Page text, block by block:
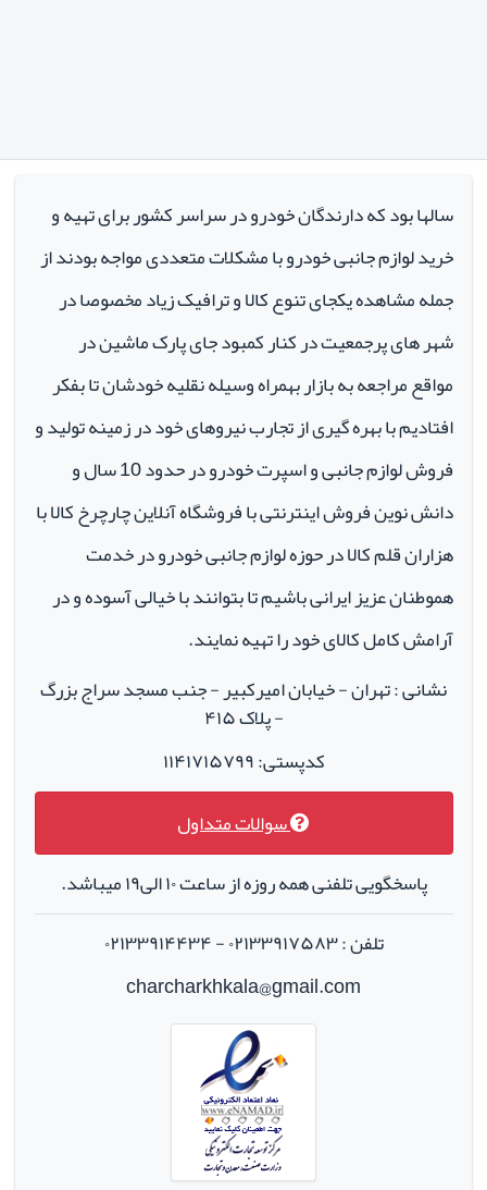
سالها بود که دارندگان خودرو در سراسر کشور برای تهیه و
خرید لوازم جانبی خودرو با مشکلات متعددی مواجه بودند از
جمله مشاهده یکجای تنوع کالا و ترافیک زیاد مخصوصا در
شهر های پرجمعیت در کنار کمبود جای پارک ماشین در
مواقع مراجعه به بازار بهمراه وسیله نقلیه خودشان تا بفکر
افتادیم با بهره گیری از تجارب نیروهای خود در زمینه تولید و
فروش لوازم جانبی و اسپرت خودرو در حدود 10 سال و
دانش نوین فروش اینترنتی با فروشگاه آنلاین چارچرخ کالا با
هزاران قلم کالا در حوزه لوازم جانبی خودرو در خدمت
هموطنان عزیز ایرانی باشیم تا بتوانند با خیالی آسوده و در
آرامش کامل کالای خود را تهیه نمایند.
نشانی : تهران - خیابان امیرکبیر - جنب مسجد سراج بزرگ
- پلاک ۴۱۵
کدپستی: ۱۱۴۱۷۱۵۷۹۹
سوالات متداول
پاسخگویی تلفنی همه روزه از ساعت ۱۰ الی۱۹ میباشد.
تلفن : ۰۲۱۳۳۹۱۷۵۸۳ - ۰۲۱۳۳۹۱۴۴۳۴
charcharkhkala@gmail.com